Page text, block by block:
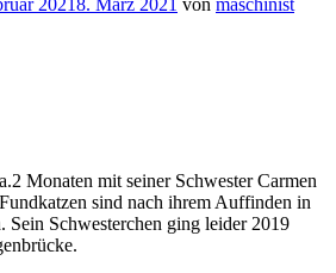
Monaten mit seiner Schwester Carmen
sind nach ihrem Auffinden in
Sein Schwesterchen ging leider 2019